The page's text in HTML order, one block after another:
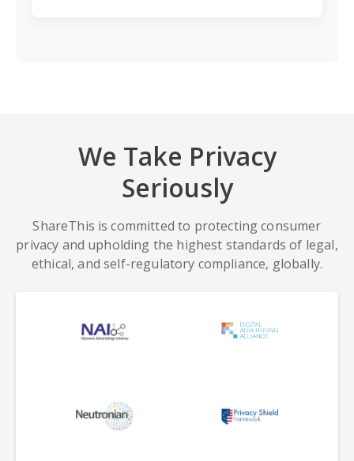
We Take Privacy
Seriously
ShareThis is committed to protecting consumer
privacy and upholding the highest standards of legal,
ethical, and self-regulatory compliance, globally.